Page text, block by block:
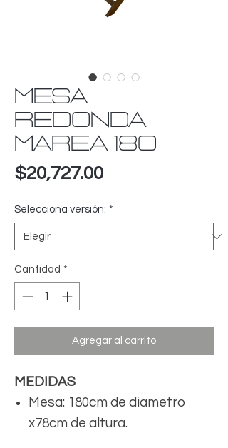
MESA
REDONDA
MAREA 180
$20,727.00Precio
Selecciona versión: *
Cantidad *
Agregar al carrito
MEDIDAS
Mesa: 180cm de diametro
x78cm de altura.